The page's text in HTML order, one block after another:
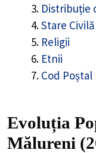
Distribuție
Stare Civilă
Religii
Etnii
Cod Poștal
Evoluția
Mălureni